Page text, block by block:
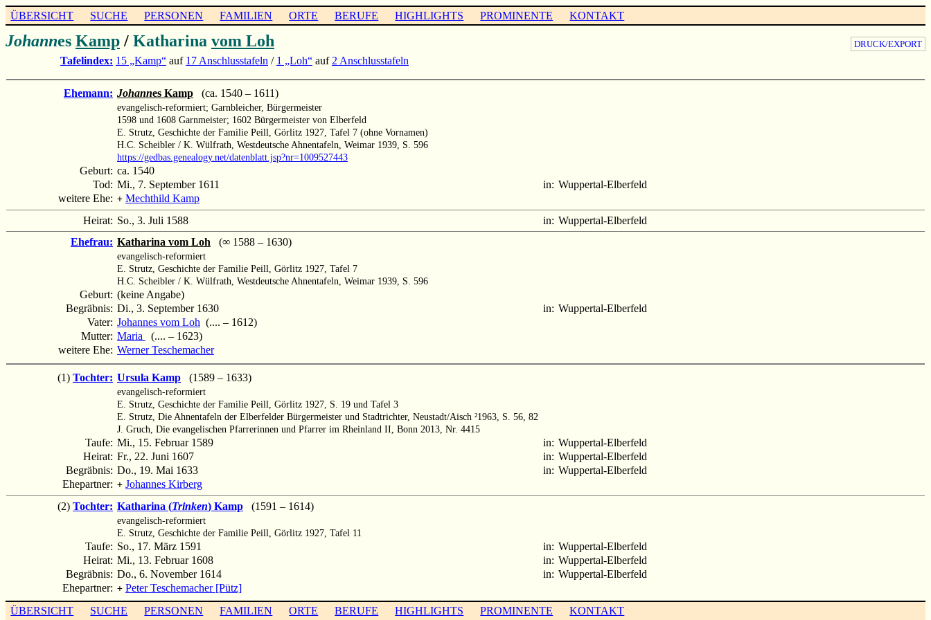
ÜBERSICHT SUCHE PERSONEN FAMILIEN ORTE BERUFE HIGHLIGHTS PROMINENTE KONTAKT
DRUCK/EXPORT
Johannes Kamp / Katharina vom Loh
Tafelindex: 15 „Kamp“ auf 17 Anschlusstafeln / 1 „Loh“ auf 2 Anschlusstafeln
Ehemann: Johannes Kamp (ca. 1540 – 1611)
evangelisch-reformiert; Garnbleicher, Bürgermeister
1598 und 1608 Garnmeister; 1602 Bürgermeister von Elberfeld
E. Strutz, Geschichte der Familie Peill, Görlitz 1927, Tafel 7 (ohne Vornamen)
H.C. Scheibler / K. Wülfrath, Westdeutsche Ahnentafeln, Weimar 1939, S. 596
https://gedbas.genealogy.net/datenblatt.jsp?nr=1009527443
Geburt: ca. 1540
Tod: Mi., 7. September 1611 in: Wuppertal-Elberfeld
weitere Ehe: + Mechthild Kamp
Heirat: So., 3. Juli 1588 in: Wuppertal-Elberfeld
Ehefrau: Katharina vom Loh (∞ 1588 – 1630)
evangelisch-reformiert
E. Strutz, Geschichte der Familie Peill, Görlitz 1927, Tafel 7
H.C. Scheibler / K. Wülfrath, Westdeutsche Ahnentafeln, Weimar 1939, S. 596
Geburt: (keine Angabe)
Begräbnis: Di., 3. September 1630 in: Wuppertal-Elberfeld
Vater: Johannes vom Loh (.... – 1612)
Mutter: Maria
(.... – 1623)
weitere Ehe: Werner Teschemacher
(1) Tochter: Ursula Kamp (1589 – 1633)
evangelisch-reformiert
E. Strutz, Geschichte der Familie Peill, Görlitz 1927, S. 19 und Tafel 3
E. Strutz, Die Ahnentafeln der Elberfelder Bürgermeister und Stadtrichter, Neustadt/Aisch ²1963, S. 56, 82
J. Gruch, Die evangelischen Pfarrerinnen und Pfarrer im Rheinland II, Bonn 2013, Nr. 4415
Taufe: Mi., 15. Februar 1589 in: Wuppertal-Elberfeld
Heirat: Fr., 22. Juni 1607 in: Wuppertal-Elberfeld
Begräbnis: Do., 19. Mai 1633 in: Wuppertal-Elberfeld
Ehepartner: + Johannes Kirberg
(2) Tochter: Katharina (Trinken) Kamp (1591 – 1614)
evangelisch-reformiert
E. Strutz, Geschichte der Familie Peill, Görlitz 1927, Tafel 11
Taufe: So., 17. März 1591 in: Wuppertal-Elberfeld
Heirat: Mi., 13. Februar 1608 in: Wuppertal-Elberfeld
Begräbnis: Do., 6. November 1614 in: Wuppertal-Elberfeld
Ehepartner: + Peter Teschemacher [Pütz]
ÜBERSICHT
SUCHE PERSONEN FAMILIEN ORTE BERUFE HIGHLIGHTS PROMINENTE KONTAKT